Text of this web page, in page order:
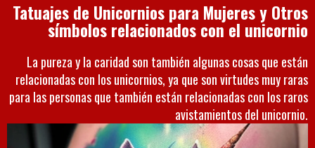
Tatuajes de Unicornios para Mujeres y Otros
símbolos relacionados con el unicornio
La pureza y la caridad son también algunas cosas que están
relacionadas con los unicornios, ya que son virtudes muy raras
para las personas que también están relacionadas con los raros
avistamientos del unicornio.